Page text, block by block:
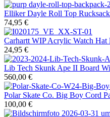
EllikerDayle Roll Top
74,95 €
Carhartt WIPAcrylic Watch Hat
24,95 €
Lib Tech Skunk Ape II Board
560,00 €
Polar Skate Co. Big Boy Cord
100,00 €